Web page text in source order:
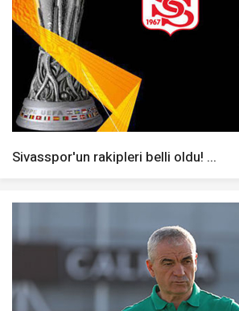
Sivasspor'un rakipleri belli oldu! ...